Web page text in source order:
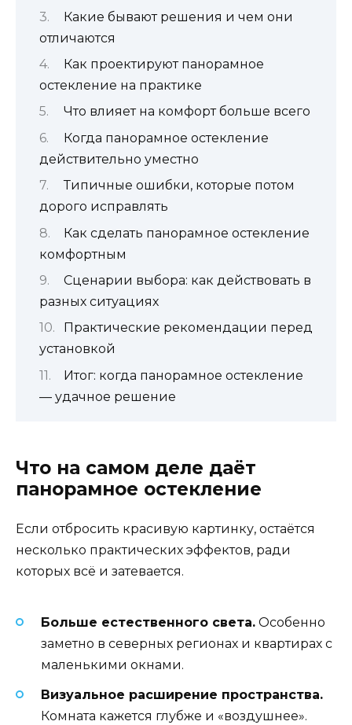
Какие бывают решения и чем они
отличаются
Как проектируют панорамное
остекление на практике
Что влияет на комфорт больше всего
Когда панорамное остекление
действительно уместно
Типичные ошибки, которые потом
дорого исправлять
Как сделать панорамное остекление
комфортным
Сценарии выбора: как действовать в
разных ситуациях
Практические рекомендации перед
установкой
Итог: когда панорамное остекление
— удачное решение
Что на самом деле даёт
панорамное остекление
Если отбросить красивую картинку, остаётся
несколько практических эффектов, ради
которых всё и затевается.
Больше естественного света. Особенно
заметно в северных регионах и квартирах с
маленькими окнами.
Визуальное расширение пространства.
Комната кажется глубже и «воздушнее».